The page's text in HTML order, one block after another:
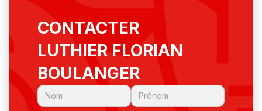
CONTACTER
LUTHIER FLORIAN
BOULANGER